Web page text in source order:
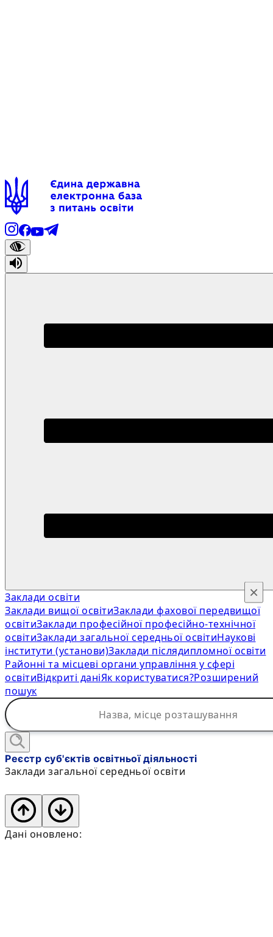
Заклади освіти
Заклади вищої освітиЗаклади фахової передвищої
освітиЗаклади професійної професійно-технічної
освітиЗаклади загальної середньої освітиНаукові
інститути (установи)Заклади післядипломної освіти
Районні та місцеві органи управління у сфері
освітиВідкриті даніЯк користуватися?Розширений
пошук
×
Реєстр суб'єктів освітньої діяльності
Заклади загальної середньої освіти
Дані оновлено: